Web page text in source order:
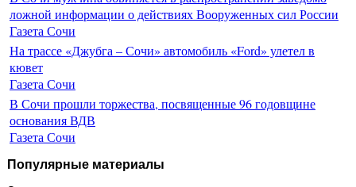
ложной информации о действиях Вооруженных сил России
Газета Сочи
На трассе «Джубга – Сочи» автомобиль «Ford» улетел в
кювет
Газета Сочи
В Сочи прошли торжества, посвященные 96 годовщине
основания ВДВ
Газета Сочи
Популярные материалы